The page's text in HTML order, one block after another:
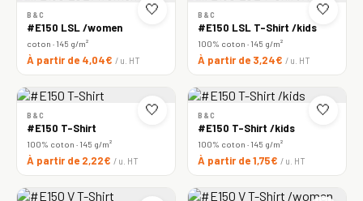
🤍
B&C
#E150 LSL /women
coton · 145 g/m²
À partir de 4,04€ / u. HT
🤍
B&C
#E150 LSL T-Shirt /kids
100% coton · 145 g/m²
À partir de 3,24€ / u. HT
🤍
B&C
#E150 T-Shirt
100% coton · 145 g/m²
À partir de 2,22€ / u. HT
🤍
B&C
#E150 T-Shirt /kids
100% coton · 145 g/m²
À partir de 1,75€ / u. HT